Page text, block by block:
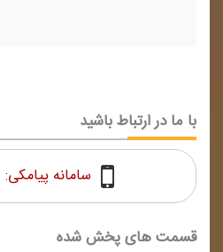
قسمت های پخش شده
با ما در ارتباط باشید
سامانه پیامکی: